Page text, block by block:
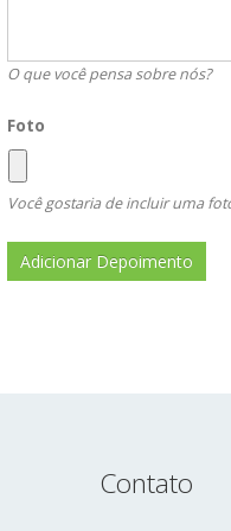
O que você pensa sobre nós?
Foto
Você gostaria de incluir uma
Contato